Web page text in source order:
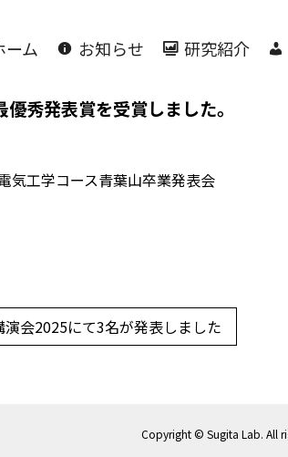
ーム お知らせ 研究紹介
秀発表賞を受賞しました。
気工学コース青葉山卒業発表会
会2025にて3名が発表しました
Copyright © Sugita Lab. All